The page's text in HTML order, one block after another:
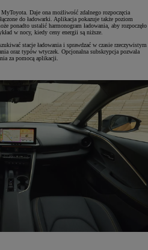
Daje ona możliwość zdalnego rozpoczęcia
do ładowarki. Aplikacja pokazuje także poziom
ponadto ustalić harmonogram ładowania, aby rozpoczęło
w nocy, kiedy ceny energii są niższe.
stacje ładowania i sprawdzać w czasie rzeczywistym
oraz typów wtyczek. Opcjonalna subskrypcja pozwala
za pomocą aplikacji.